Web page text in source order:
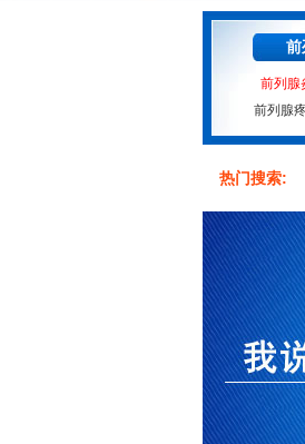
前
前列腺
前列腺
热门搜索: